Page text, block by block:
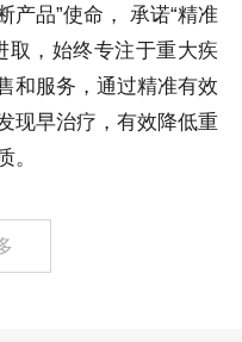
产品”使命， 承诺“精准
取，始终专注于重大疾
和服务，通过精准有效
现早治疗，有效降低重
。